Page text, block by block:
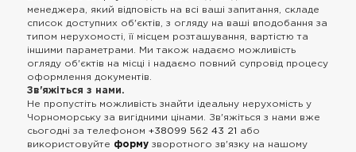
менеджера, який відповість на всі ваші запитання, складе
список доступних об'єктів, з огляду на ваші вподобання за
типом нерухомості, її місцем розташування, вартістю та
іншими параметрами. Ми також надаємо можливість
огляду об'єктів на місці і надаємо повний супровід процесу
оформлення документів.
Зв'яжіться з нами.
Не пропустіть можливість знайти ідеальну нерухомість у
Чорноморську за вигідними цінами. Зв'яжіться з нами вже
сьогодні за телефоном+38099 562 43 21
або
використовуйте форму зворотного зв'язку на нашому